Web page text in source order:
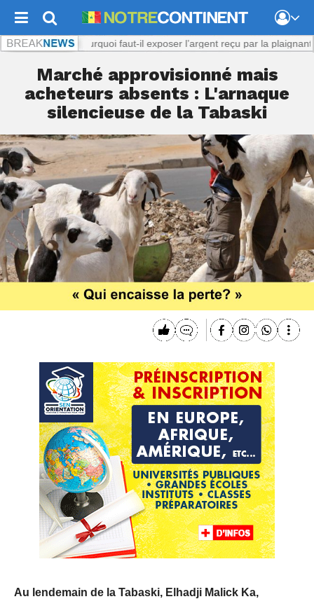
: Pourquoi faut-il exposer l’argent reçu par la plaignante ?
Marché approvisionné mais
acheteurs absents : L'arnaque
silencieuse de la Tabaski
Au lendemain de la Tabaski, Elhadji Malick Ka,